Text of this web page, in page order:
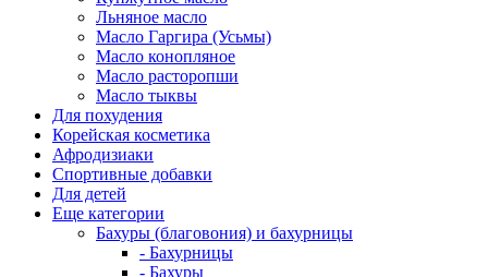
Льняное масло
Масло Гаргира (Усьмы)
Масло конопляное
Масло расторопши
Масло тыквы
Для похудения
Корейская косметика
Афродизиаки
Спортивные добавки
Для детей
Еще категории
Бахуры (благовония) и бахурницы
- Бахурницы
- Бахуры